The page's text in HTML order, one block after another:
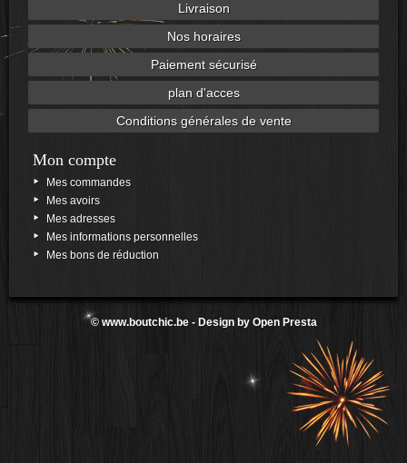
Livraison
Nos horaires
Paiement sécurisé
plan d'acces
Conditions générales de vente
Mon compte
Mes commandes
Mes avoirs
Mes adresses
Mes informations personnelles
Mes bons de réduction
© www.boutchic.be- Design by Open Presta